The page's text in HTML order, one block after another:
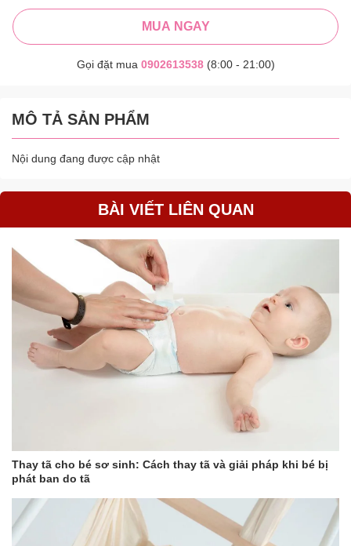
MUA NGAY
Gọi đặt mua 0902613538(8:00 - 21:00)
MÔ TẢ SẢN PHẨM
Nội dung đang được cập nhật
BÀI VIẾT LIÊN QUAN
Thay tã cho bé sơ sinh: Cách thay tã và giải pháp khi bé bị
phát ban do tã